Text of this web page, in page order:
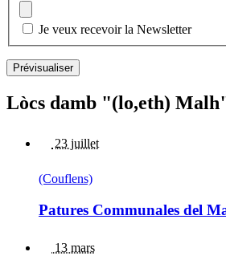
Je veux recevoir la Newsletter
Lòcs damb "(lo,eth)
23 juillet
(Couflens)
Patures Communales del
13 mars